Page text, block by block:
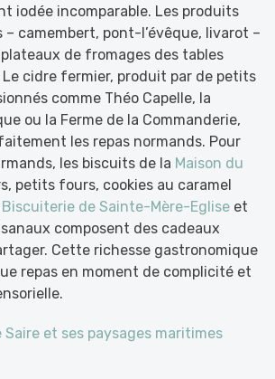
iodée incomparable. Les produits
camembert, pont-l’évêque, livarot –
de fromages des tables
cidre fermier, produit par de petits
comme Théo Capelle, la
ou la Ferme de la Commanderie,
les repas normands. Pour
les biscuits de la Maison du
petits fours, cookies au caramel
Biscuiterie de Sainte-Mère-Eglise et
composent des cadeaux
Cette richesse gastronomique
repas en moment de complicité et
Saire et ses paysages maritimes